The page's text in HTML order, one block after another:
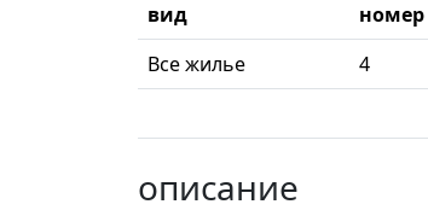
вид номер
Все жилье
4
описание